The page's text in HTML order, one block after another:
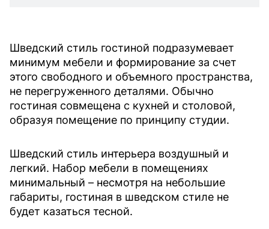
Шведский стиль гостиной подразумевает
минимум мебели и формирование за счет
этого свободного и объемного пространства,
не перегруженного деталями. Обычно
гостиная совмещена с кухней и столовой,
образуя помещение по принципу студии.
Шведский стиль интерьера воздушный и
легкий. Набор мебели в помещениях
минимальный – несмотря на небольшие
габариты, гостиная в шведском стиле не
будет казаться тесной.